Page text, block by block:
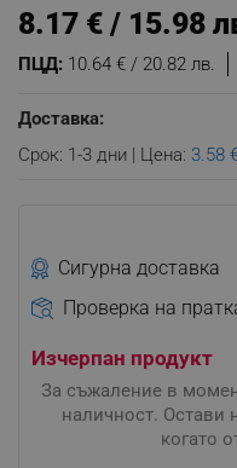
ПЦД: 10.64 € / 20.82 лв.
8.17 € / 15.98
Доставка:
Срок: 1-3 дни | Цена: 3.58
Сигурна доставка
Проверка на
Изчерпан продукт
За съжаление в
наличност. Остави
когато